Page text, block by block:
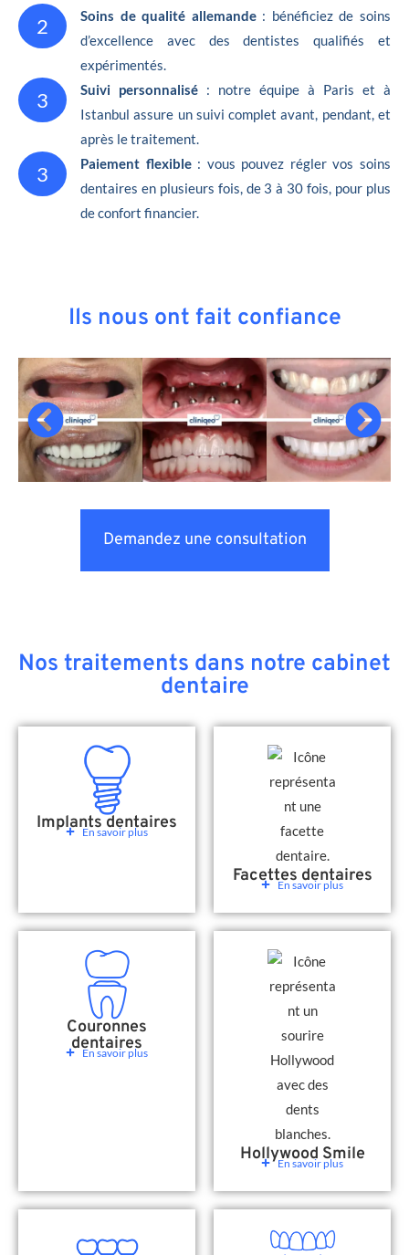
2 Soins de qualité allemande: bénéficiez de soins
d’excellence avec des dentistes qualifiés et
expérimentés.
3 Suivi personnalisé : notre équipe à Paris et à
Istanbul assure un suivi complet avant, pendant, et
après le traitement.
3 Paiement flexible: vous pouvez régler vos soins
dentaires en plusieurs fois, de 3 à 30 fois, pour plus
de confort financier.
Ils nous ont fait confiance
Demandez une consultation
Nos traitements dans notre cabinet
dentaire
Implants dentaires
En savoir plus
Facettes dentaires
En savoir plus
Couronnes
dentaires
En savoir plus
Hollywood Smile
En savoir plus